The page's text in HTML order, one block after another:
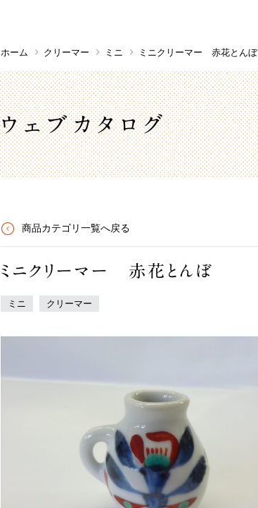
ホーム クリーマー ミニ ミニクリーマー 赤花とんぼ
ウェブカタログ
商品カテゴリ一覧へ戻る
ミニクリーマー 赤花とんぼ
ミニ クリーマー